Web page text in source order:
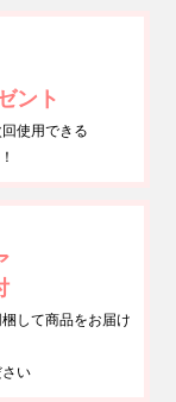
ント
使用できる
して商品をお届け
い